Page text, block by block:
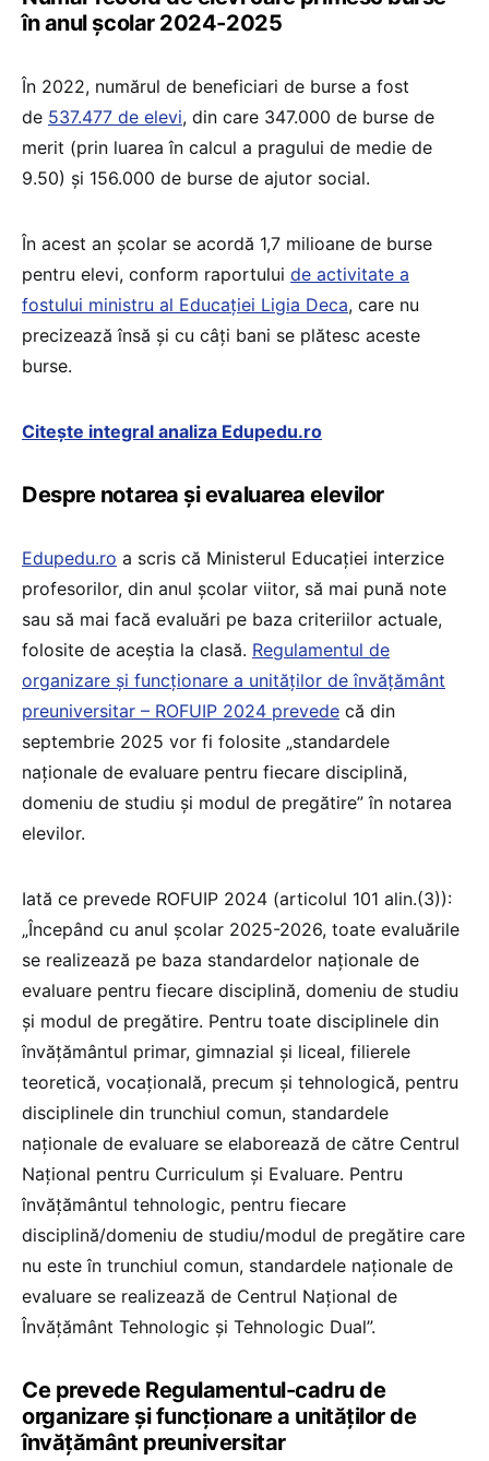
în anul școlar 2024-2025
În 2022, numărul de beneficiari de burse a fost
de 537.477 de elevi, din care 347.000 de burse de
merit (prin luarea în calcul a pragului de medie de
9.50) și 156.000 de burse de ajutor social.
În acest an școlar se acordă 1,7 milioane de burse
pentru elevi, conform raportului de activitate a
fostului ministru al Educației Ligia Deca, care nu
precizează însă și cu câți bani se plătesc aceste
burse.
Citește integral analiza Edupedu.ro
Despre notarea și evaluarea elevilor
Edupedu.ro a scris că Ministerul Educației interzice
profesorilor, din anul școlar viitor, să mai pună note
sau să mai facă evaluări pe baza criteriilor actuale,
folosite de aceștia la clasă. Regulamentul de
organizare și funcționare a unităților de învățământ
preuniversitar – ROFUIP 2024 prevede că din
septembrie 2025 vor fi folosite „standardele
naţionale de evaluare pentru fiecare disciplină,
domeniu de studiu şi modul de pregătire” în notarea
elevilor.
Iată ce prevede ROFUIP 2024 (articolul 101 alin.(3)):
„Începând cu anul școlar 2025-2026, toate evaluările
se realizează pe baza standardelor naţionale de
evaluare pentru fiecare disciplină, domeniu de studiu
şi modul de pregătire. Pentru toate disciplinele din
învăţământul primar, gimnazial şi liceal, filierele
teoretică, vocaţională, precum şi tehnologică, pentru
disciplinele din trunchiul comun, standardele
naţionale de evaluare se elaborează de către Centrul
Naţional pentru Curriculum şi Evaluare. Pentru
învăţământul tehnologic, pentru fiecare
disciplină/domeniu de studiu/modul de pregătire care
nu este în trunchiul comun, standardele naţionale de
evaluare se realizează de Centrul Naţional de
Învăţământ Tehnologic şi Tehnologic Dual”.
Ce prevede Regulamentul-cadru de
organizare și funcționare a unităților de
învățământ preuniversitar